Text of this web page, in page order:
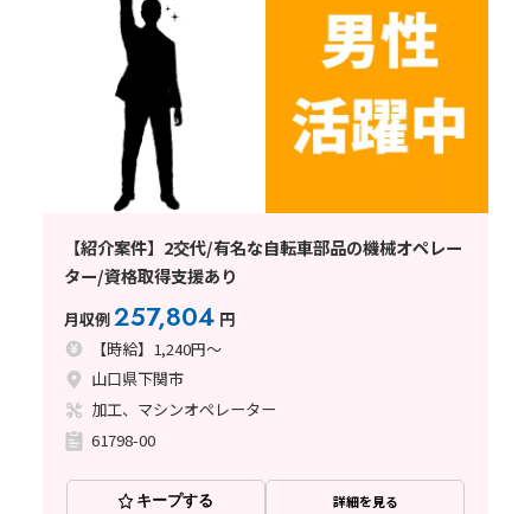
【紹介案件】2交代/有名な自転車部品の機械オペレー
ター/資格取得支援あり
月収例257,804 円
【時給】1,240円～
山口県下関市
加工、マシンオペレーター
61798-00
キープする 詳細を見る